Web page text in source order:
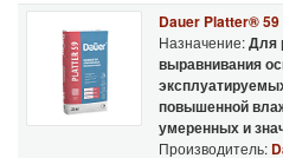
Dauer Platter®
Назначение:Для
выравнивания
повышенной
умеренных и
Производитель: